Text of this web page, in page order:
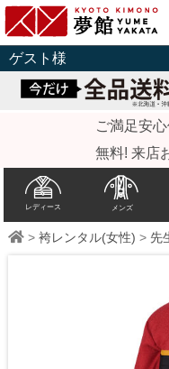
ゲスト 様
ご満足安
無料! 来店
レディース メンズ
> 袴レンタル(女性) > 先